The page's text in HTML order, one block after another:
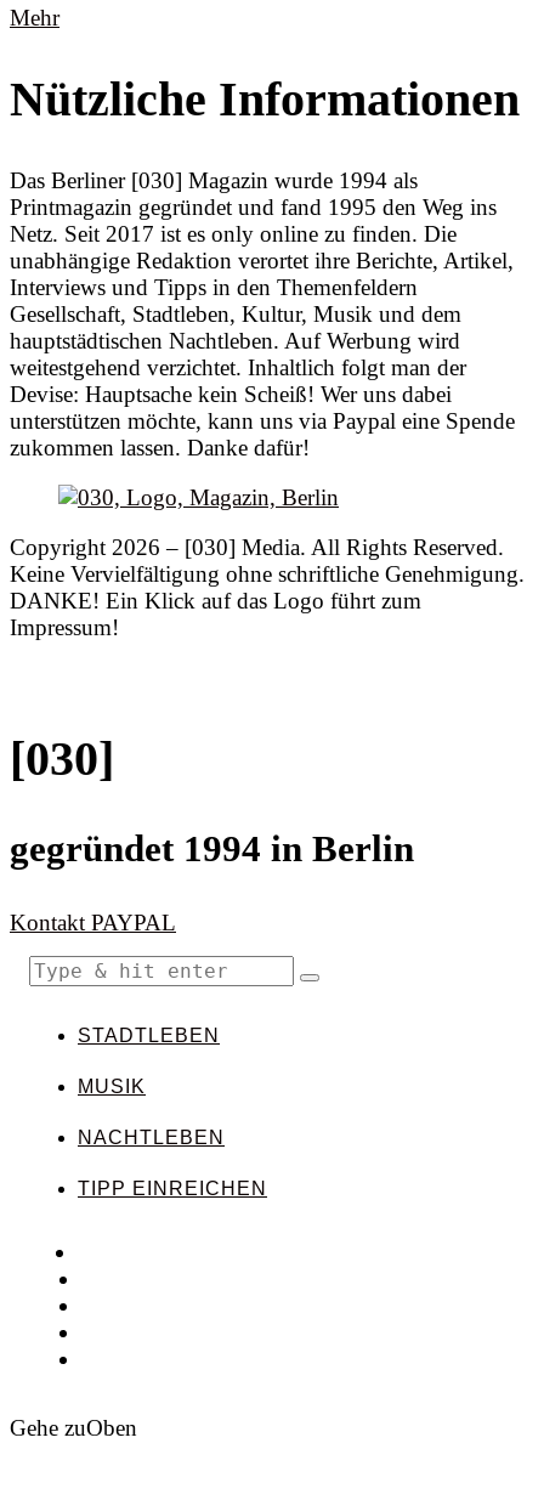
Mehr
Nützliche Informationen
Das Berliner [030] Magazin wurde 1994 als
Printmagazin gegründet und fand 1995 den Weg ins
Netz. Seit 2017 ist es only online zu finden. Die
unabhängige Redaktion verortet ihre Berichte, Artikel,
Interviews und Tipps in den Themenfeldern
Gesellschaft, Stadtleben, Kultur, Musik und dem
hauptstädtischen Nachtleben. Auf Werbung wird
weitestgehend verzichtet. Inhaltlich folgt man der
Devise: Hauptsache kein Scheiß! Wer uns dabei
unterstützen möchte, kann uns via Paypal eine Spende
zukommen lassen. Danke dafür!
Copyright 2026 – [030] Media. All Rights Reserved.
Keine Vervielfältigung ohne schriftliche Genehmigung.
DANKE! Ein Klick auf das Logo führt zum
Impressum!
[030]
gegründet 1994 in Berlin
Kontakt PAYPAL
STADTLEBEN
MUSIK
NACHTLEBEN
TIPP EINREICHEN
Gehe zuOben